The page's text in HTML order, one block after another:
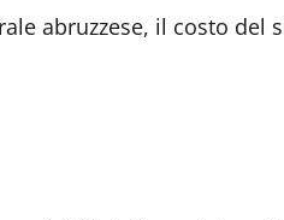
abruzzese, il costo